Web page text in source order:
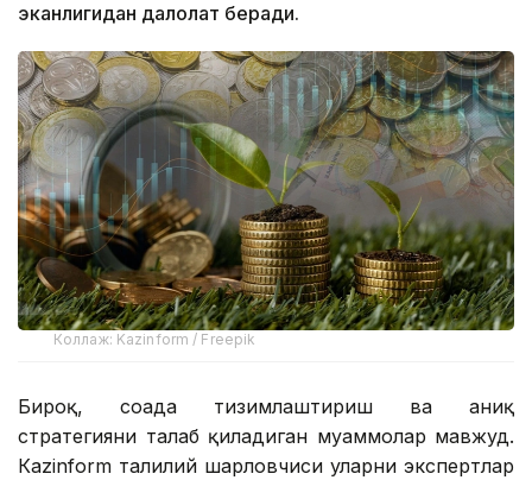
эканлигидан далолат беради.
Коллаж: Kazinform / Freepik
Бироқ, соҳада тизимлаштириш ва аниқ
стратегияни талаб қиладиган муаммолар мавжуд.
Кazinform таҳлилий шарҳловчиси уларни экспертлар